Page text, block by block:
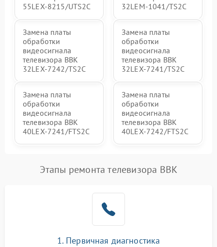
55LEX-8215/UTS2C
32LEM-1041/TS2C
Замена платы
обработки
видеосигнала
телевизора BBK
32LEX-7242/TS2C
Замена платы
обработки
видеосигнала
телевизора BBK
32LEX-7241/TS2C
Замена платы
обработки
видеосигнала
телевизора BBK
40LEX-7241/FTS2C
Замена платы
обработки
видеосигнала
телевизора BBK
40LEX-7242/FTS2C
Этапы ремонта телевизора BBK
1. Первичная диагностика